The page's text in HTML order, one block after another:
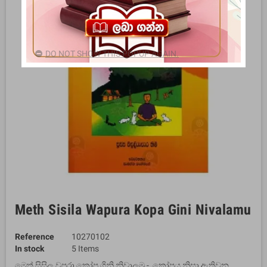
Meth Sisila Wapura Kopa Gini Nivalamu
Reference
10270102
In stock
5 Items
DO NOT SHOW THIS POPUP AGAIN.